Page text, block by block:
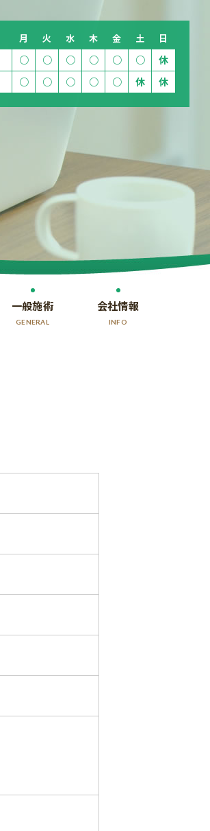
一般施術
GENERAL
会社情報
INFO
月 火 水 木 金 土 日
○ ○ ○ ○ ○ ○ 休
○ ○ ○ ○ ○ 休 休